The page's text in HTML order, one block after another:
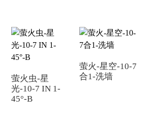
萤火虫-星
光-10-7 IN 1-
45°-B
萤火-星空-10-7
合1-洗墙